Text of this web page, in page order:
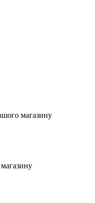
магазину